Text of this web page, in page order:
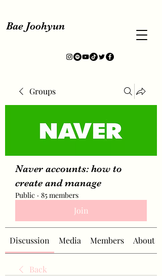
Bae Joohyun
Groups
Naver accounts: how to
create and manage
Public · 85 members
Join
Discussion Media Members About
Back